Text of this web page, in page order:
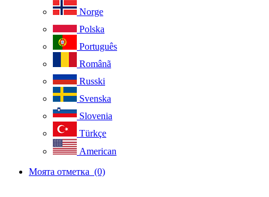
Norge
Polska
Português
Românã
Russki
Svenska
Slovenia
Türkçe
American
Моята отметка (0)